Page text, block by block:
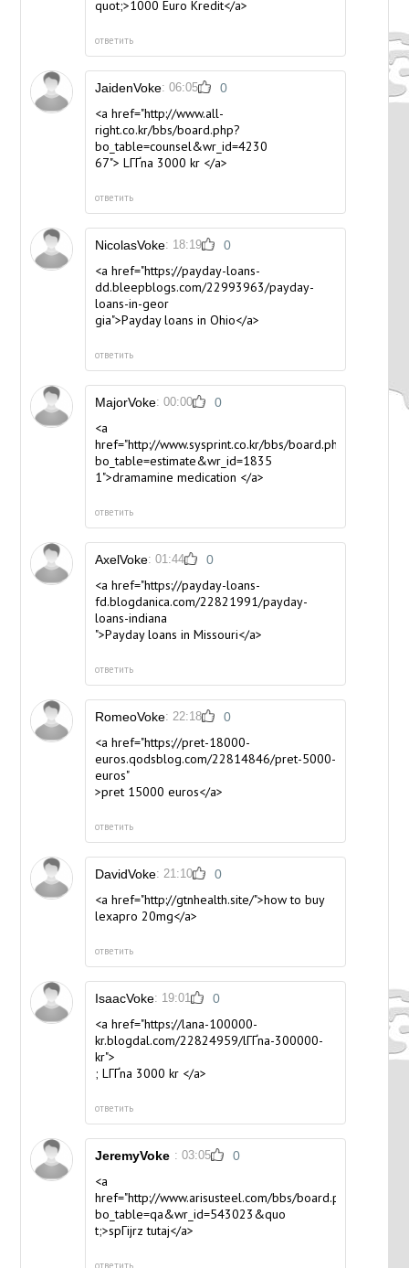
quot;>1000 Euro Kredit</a>
ответить
JaidenVoke: 06:05 0
<a href="http://www.all-
right.co.kr/bbs/board.php?
bo_table=counsel&wr_id=4230
67"> LГҐna 3000 kr </a>
ответить
NicolasVoke: 18:19 0
<a href="https://payday-loans-
dd.bleepblogs.com/22993963/payday-
loans-in-geor
gia">Payday loans in Ohio</a>
ответить
MajorVoke: 00:00 0
<a
href="http://www.sysprint.co.kr/bbs/board.php?
bo_table=estimate&wr_id=1835
1">dramamine medication </a>
ответить
AxelVoke: 01:44 0
<a href="https://payday-loans-
fd.blogdanica.com/22821991/payday-
loans-indiana
">Payday loans in Missouri</a>
ответить
RomeoVoke: 22:18 0
<a href="https://pret-18000-
euros.qodsblog.com/22814846/pret-5000-
euros"
>pret 15000 euros</a>
ответить
DavidVoke: 21:10 0
<a href="http://gtnhealth.site/">how to buy
lexapro 20mg</a>
ответить
IsaacVoke: 19:01 0
<a href="https://lana-100000-
kr.blogdal.com/22824959/lГҐna-300000-
kr">
; LГҐna 3000 kr </a>
ответить
JeremyVoke : 03:05 0
<a
href="http://www.arisusteel.com/bbs/board.php?
bo_table=qa&wr_id=543023&quo
t;>spГіjrz tutaj</a>
ответить